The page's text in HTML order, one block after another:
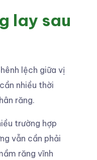
lay sau
lệch giữa vị
nhiều thời
răng.
trường hợp
vẫn cần phải
răng vĩnh